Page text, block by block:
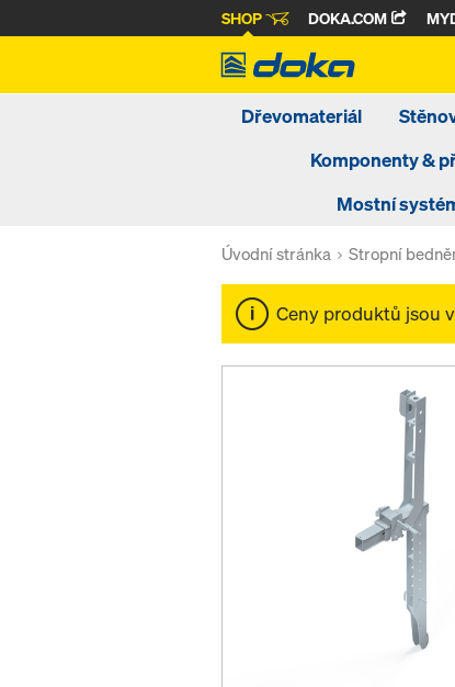
SHOP DOKA.COM
Dřevomateriál
Komponenty &
Mostní
Úvodní stránka Stropní
Ceny produktů jsou